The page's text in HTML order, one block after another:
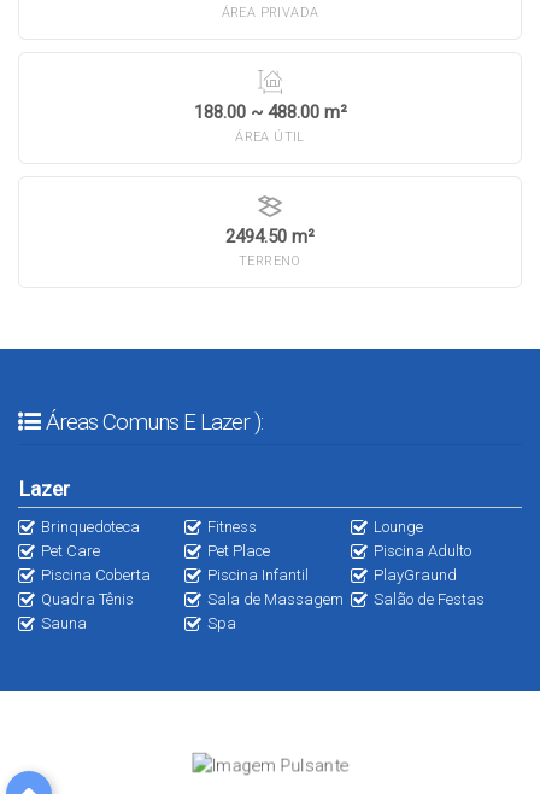
ÁREA PRIVADA
188.00 ~ 488.00 m²
ÁREA ÚTIL
2494.50 m²
TERRENO
Áreas Comuns E Lazer ):
Lazer
Brinquedoteca Fitness
Lounge
Pet Care
Pet Place
Piscina Adulto
Piscina Coberta
Piscina Infantil
PlayGraund
Quadra Tênis
Sala de Massagem
Salão de Festas
Sauna
Spa